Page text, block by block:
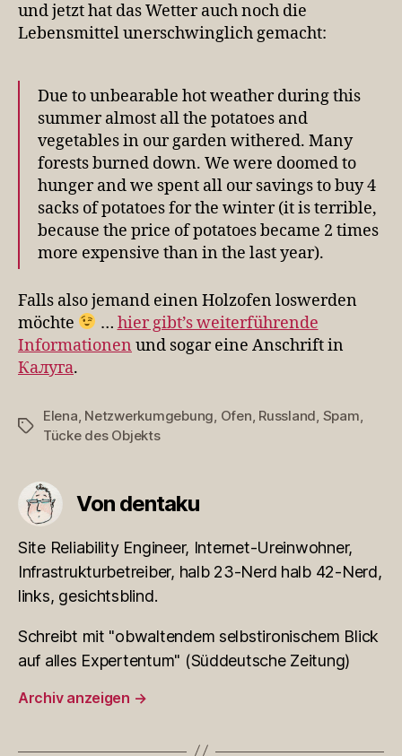
und jetzt hat das Wetter auch noch die
Lebensmittel unerschwinglich gemacht:
Due to unbearable hot weather during this
summer almost all the potatoes and
vegetables in our garden withered. Many
forests burned down. We were doomed to
hunger and we spent all our savings to buy 4
sacks of potatoes for the winter (it is terrible,
because the price of potatoes became 2 times
more expensive than in the last year).
Falls also jemand einen Holzofen loswerden
möchte
… hier gibt’s weiterführende
Informationen und sogar eine Anschrift in
Калуга.
Schlagwörter
Elena Netzwerkumgebung Ofen Russland Spam
Tücke des Objekts
Von dentaku
Site Reliability Engineer, Internet-Ureinwohner,
Infrastrukturbetreiber, halb 23-Nerd halb 42-Nerd,
links, gesichtsblind.
Schreibt mit "obwaltendem selbstironischem Blick
auf alles Expertentum" (Süddeutsche Zeitung)
Archiv anzeigen →